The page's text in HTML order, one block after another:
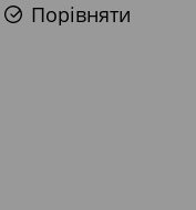
Порівняти